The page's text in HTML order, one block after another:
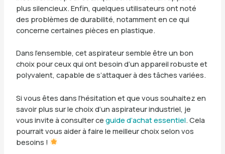
plus silencieux. Enfin, quelques utilisateurs ont noté
des problèmes de durabilité, notamment en ce qui
concerne certaines pièces en plastique.
Dans l’ensemble, cet aspirateur semble être un bon
choix pour ceux qui ont besoin d’un appareil robuste et
polyvalent, capable de s’attaquer à des tâches variées.
Si vous êtes dans l’hésitation et que vous souhaitez en
savoir plus sur le choix d’un aspirateur industriel, je
vous invite à consulter ce guide d’achat essentiel. Cela
pourrait vous aider à faire le meilleur choix selon vos
besoins !